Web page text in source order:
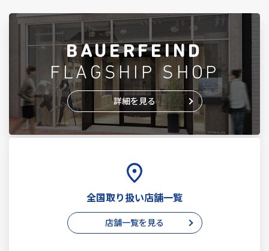
BAUERFEIND
FLAGSHIP SHOP
詳細を見る
全国取り扱い店舗一覧
店舗一覧を見る